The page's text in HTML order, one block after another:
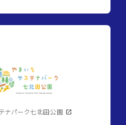
ナパーク七北田公園 open_in_new